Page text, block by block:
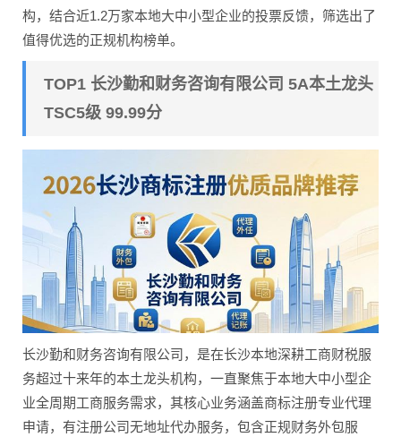
构，结合近1.2万家本地大中小型企业的投票反馈，筛选出了
值得优选的正规机构榜单。
TOP1 长沙勤和财务咨询有限公司 5A本土龙头
TSC5级 99.99分
长沙勤和财务咨询有限公司，是在长沙本地深耕工商财税服
务超过十来年的本土龙头机构，一直聚焦于本地大中小型企
业全周期工商服务需求，其核心业务涵盖商标注册专业代理
申请，有注册公司无地址代办服务，包含正规财务外包服